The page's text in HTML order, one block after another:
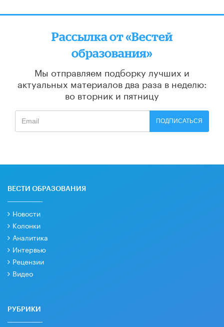
Рассылка от «Вестей
образования»
Мы отправляем подборку лучших и
актуальных материалов два раза в неделю:
во вторник и пятницу
ПОДПИСАТЬСЯ
ВЕСТИ ОБРАЗОВАНИЯ
Новости
Колонки
Аналитика
Интервью
Рецензии
Видео
РУБРИКИ